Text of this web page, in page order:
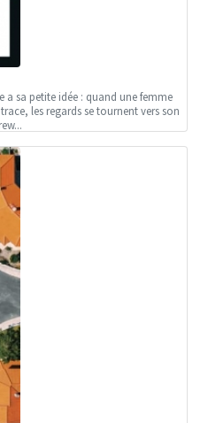
a sa petite idée : quand une femme
les regards se tournent vers son